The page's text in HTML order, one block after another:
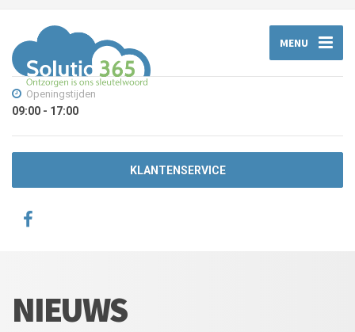
MENU
Openingstijden
09:00 - 17:00
KLANTENSERVICE
NIEUWS